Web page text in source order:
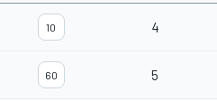
10 4
60 5